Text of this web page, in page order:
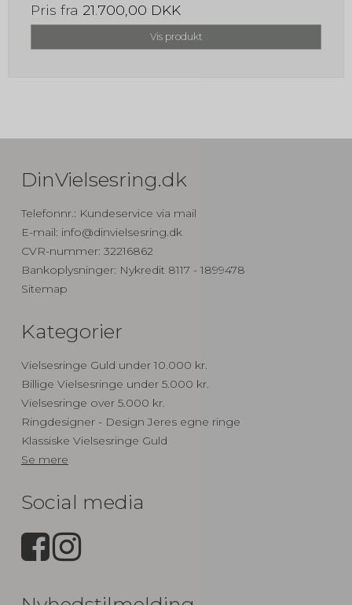
Pris fra 21.700,00 DKK
Vis produkt
DinVielsesring.dk
Telefonnr.: Kundeservice via mail
E-mail: info@dinvielsesring.dk
CVR-nummer: 32216862
Bankoplysninger: Nykredit 8117 - 1899478
Sitemap
Kategorier
Vielsesringe Guld under 10.000 kr.
Billige Vielsesringe under 5.000 kr.
Vielsesringe over 5.000 kr.
Ringdesigner - Design Jeres egne ringe
Klassiske Vielsesringe Guld
Se mere
Social media